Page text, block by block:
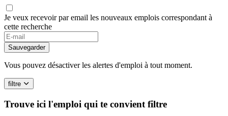
Je veux recevoir par email les nouveaux emplois correspondant à
cette recherche
If
you
are
a
human,
ignore
this
field
Sauvegarder
Vous pouvez désactiver les alertes d'emploi à tout moment.
filtre
Trouve ici l'emploi qui te convient filtre